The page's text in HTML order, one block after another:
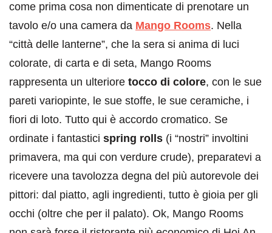
come prima cosa non dimenticate di prenotare un
tavolo e/o una camera da Mango Rooms. Nella
“città delle lanterne”, che la sera si anima di luci
colorate, di carta e di seta, Mango Rooms
rappresenta un ulteriore tocco di colore, con le sue
pareti variopinte, le sue stoffe, le sue ceramiche, i
fiori di loto. Tutto qui è accordo cromatico. Se
ordinate i fantastici spring rolls (i “nostri” involtini
primavera, ma qui con verdure crude), preparatevi a
ricevere una tavolozza degna del più autorevole dei
pittori: dal piatto, agli ingredienti, tutto è gioia per gli
occhi (oltre che per il palato). Ok, Mango Rooms